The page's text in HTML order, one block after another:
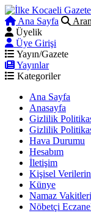
Ana Sayfa
Üyelik
Üye Girişi
Yayın/Gazete
Yayınlar
Kategoriler
Ana Sayfa
Anasayfa
Gizlilik
Gizlilik
Hava Durumu
Hesabım
İletişim
Kişisel
Künye
Namaz Vakitleri
Nöbetçi